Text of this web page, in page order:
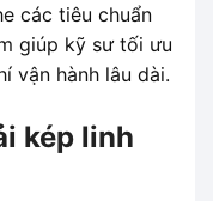
các tiêu chuẩn
giúp kỹ sư tối ưu
vận hành lâu dài.
kép linh